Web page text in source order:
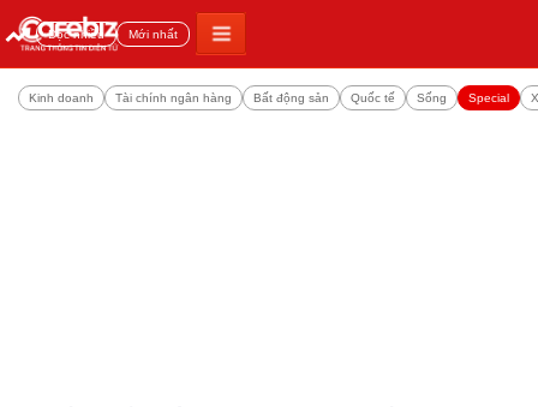
Đọc nhiều Mới nhất
Kinh doanh Tài chính ngân hàng Bất động sản Quốc tế Sống Special